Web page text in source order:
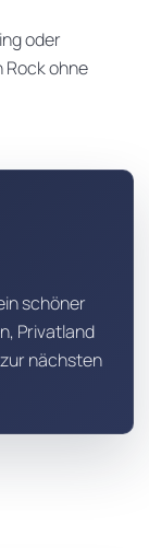
oder
Rock ohne
schöner
Privatland
nächsten